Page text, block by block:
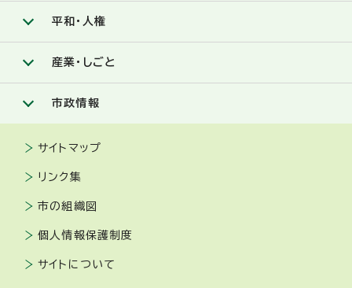
平和・人権
産業・しごと
市政情報
サイトマップ
リンク集
市の組織図
個人情報保護制度
サイトについて